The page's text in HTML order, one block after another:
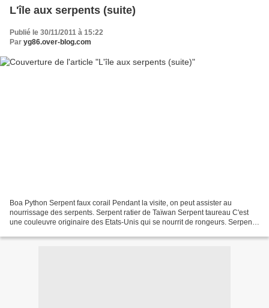
L'île aux serpents (suite)
Publié le 30/11/2011 à 15:22
Par yg86.over-blog.com
Boa Python Serpent faux corail Pendant la visite, on peut assister au
nourrissage des serpents. Serpent ratier de Taïwan Serpent taureau C'est
une couleuvre originaire des Etats-Unis qui se nourrit de rongeurs. Serpent